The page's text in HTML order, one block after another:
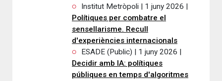
Institut Metròpoli | 1 juny 2026 |
Polítiques per combatre el
sensellarisme. Recull
d'experiències internacionals
ESADE (Public) | 1 juny 2026 |
Decidir amb IA: polítiques
públiques en temps d'algoritmes